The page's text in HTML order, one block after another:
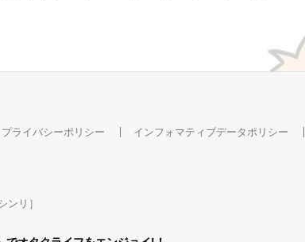
プライバシーポリシー インフォマティブデータポリシー
ンリ］